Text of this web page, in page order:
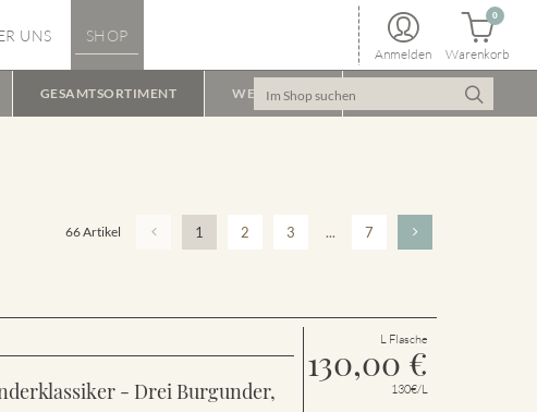
UNS SHOP
Anmelden Warenkorb
0
GESAMTSORTIMENT WEINPAKET
66 Artikel 1 2 3 ... 7
- Drei Burgunder,
L Flasche
130,00 €
130€/L